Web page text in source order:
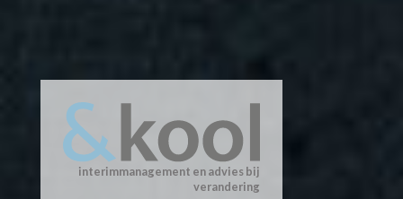
interimmanagement en advies bij
verandering